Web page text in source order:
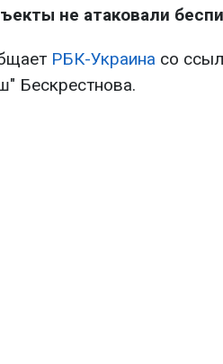
не атаковали
РБК-Украина со
Бескрестнова.